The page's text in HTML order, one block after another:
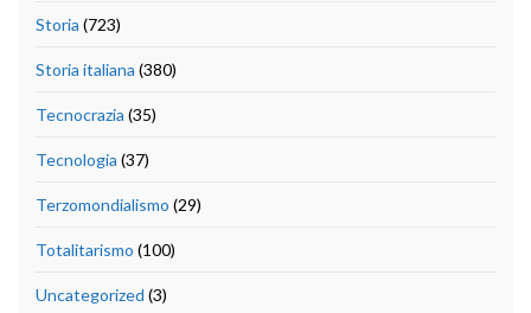
Storia (723)
Storia italiana (380)
Tecnocrazia (35)
Tecnologia (37)
Terzomondialismo (29)
Totalitarismo (100)
Uncategorized (3)